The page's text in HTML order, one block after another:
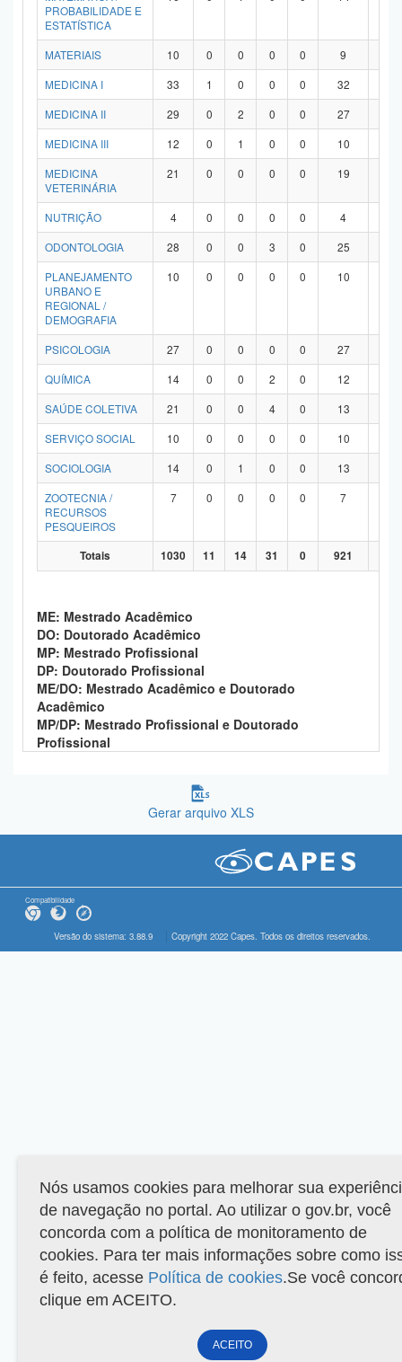
PROBABILIDADE E
ESTATÍSTICA
MATERIAIS 10 0 0 0 0 9
MEDICINA I
33 1 0 0 0 32
MEDICINA II
29 0 2 0 0 27
MEDICINA III
12 0 1 0 0 10
MEDICINA
VETERINÁRIA
21 0 0 0 0 19
NUTRIÇÃO 4 0 0 0 0 4
ODONTOLOGIA
28 0 0 3 0 25
PLANEJAMENTO
URBANO E
REGIONAL /
DEMOGRAFIA
10 0 0 0 0 10
PSICOLOGIA 27 0 0 0 0 27
QUÍMICA
14 0 0 2 0 12
SAÚDE COLETIVA
21 0 0 4 0 13
SERVIÇO SOCIAL
10 0 0 0 0 10
SOCIOLOGIA
14 0 1 0 0 13
ZOOTECNIA /
RECURSOS
PESQUEIROS
7 0 0 0 0 7
Totais 1030 11 14 31 0 921
ME: Mestrado Acadêmico
DO: Doutorado Acadêmico
MP: Mestrado Profissional
DP: Doutorado Profissional
ME/DO: Mestrado Acadêmico e Doutorado
Acadêmico
MP/DP: Mestrado Profissional e Doutorado
Profissional
Gerar arquivo XLS
Compatibilidade
Versão do sistema: 3.88.9 Copyright 2022 Capes. Todos os direitos reservados.
Nós usamos cookies para melhorar sua
de navegação no portal. Ao utilizar o gov.br, você
concorda com a política de monitoramento de
cookies. Para ter mais informações sobre como
é feito, acesse Política de cookies.Se você
clique em ACEITO.
ACEITO